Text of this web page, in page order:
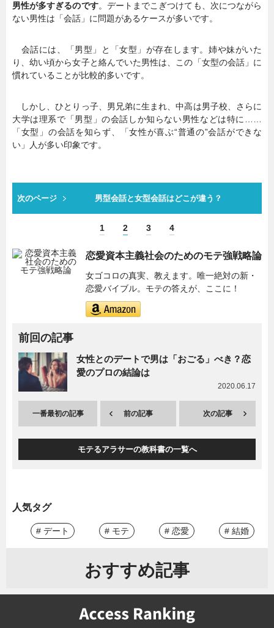
男性が多すぎるのです。デートまでこぎつけても、次につながら
ない男性は「会話」に問題があるケースが多いです。
会話には、「男型」と「女型」が存在します。姉や妹がいた
り、幼い頃から女子と絡んでいた男性は、この「女型の会話」に
慣れていることが比較的多いです。
しかし、ひとりっ子、男兄弟に生まれ、中高は男子校、さらに
大学は理系で「男型」の会話しか知らない男性などは特に……
「女型」の会話を知らず、「女性が喜ぶ“普通の”会話ができな
い」人が多い印象です。
次のページ 男型会話と女型会話はどこが違う？
1 2 3 4
恋愛資本主義社会のためのモテ強戦略論
女ゴコロの真実、教えます。唯一絶対の新・
恋愛バイブル。モテの答えが、ここに！
前回の記事
女性とのデートで男は「おごる」べき？恋
愛のプロの結論は
2020.06.17
一番最初の記事 前の記事 次の記事
モテるアラサーの教科書の一覧へ
人気タグ
# デート # モテ # 恋愛 # 結婚
おすすめ記事